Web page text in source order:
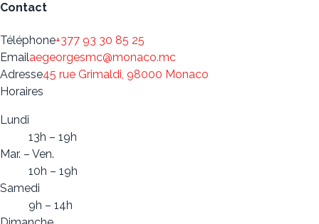
Contact
Téléphone+377 93 30 85 25
Emailaegeorgesmc@monaco.mc
Adresse45 rue Grimaldi, 98000 Monaco
Horaires
Lundi
13h – 19h
Mar. – Ven.
10h – 19h
Samedi
9h – 14h